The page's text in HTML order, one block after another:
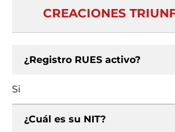
CREACIONES
¿Registro RUES activo?
Si
¿Cuál es su NIT?